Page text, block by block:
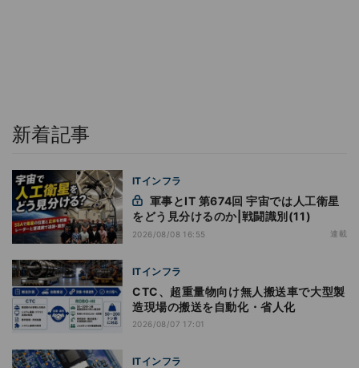
新着記事
ITインフラ
をどう見分けるのか|戦闘識別(11)
2026/08/08 16:55 連載
ITインフラ
CTC、超重量物向け無人搬送車で大型製
造現場の搬送を自動化・省人化
2026/08/07 17:01
ITインフラ